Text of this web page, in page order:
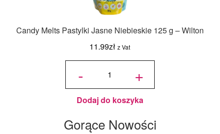
Candy Melts Pastylki Jasne Niebieskie 125 g – Wilton
11.99zł z Vat
-
ilość
Pastylki
Jasne
Niebieskie
125 g -
Wilton
+
Dodaj do koszyka
Gorące Nowości